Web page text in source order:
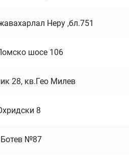
Неру ,бл.751
шосе 106
28, кв.Гео Милев
8
№87